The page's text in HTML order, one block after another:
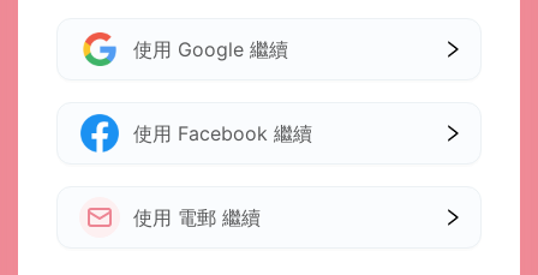
使用 Google 繼續
使用 Facebook 繼續
使用 電郵 繼續